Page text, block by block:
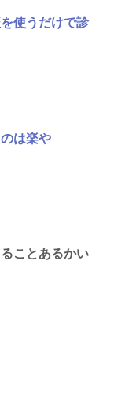
使うだけで診
は楽や
ことあるかい